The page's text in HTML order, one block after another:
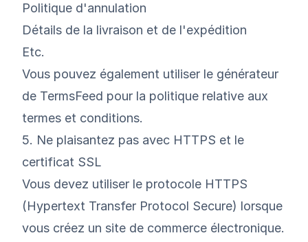
Politique d'annulation
Détails de la livraison et de l'expédition
Etc.
Vous pouvez également utiliser le générateur
de TermsFeed pour la politique relative aux
termes et conditions.
5. Ne plaisantez pas avec HTTPS et le
certificat SSL
Vous devez utiliser le protocole HTTPS
(Hypertext Transfer Protocol Secure) lorsque
vous créez un site de commerce électronique.